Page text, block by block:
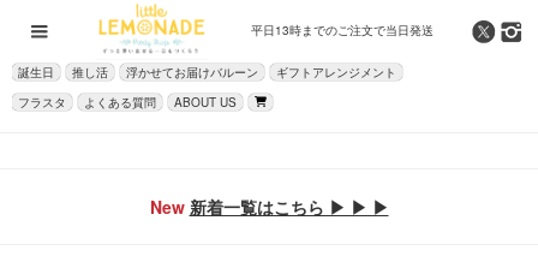
平日13時までのご注文で当日発送
誕生日 推し活 浮かせてお届けバルーン
ギフトアレンジメント
フラスタ
よくある質問 ABOUT US
New 新着一覧はこちら ▶ ▶ ▶